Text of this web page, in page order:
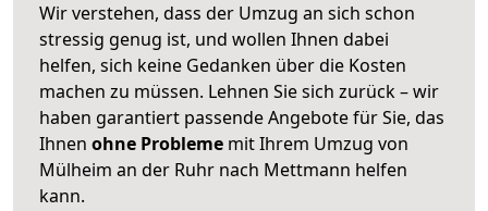
Wir verstehen, dass der Umzug an sich schon
stressig genug ist, und wollen Ihnen dabei
helfen, sich keine Gedanken über die Kosten
machen zu müssen. Lehnen Sie sich zurück – wir
haben garantiert passende Angebote für Sie, das
Ihnen ohne Probleme mit Ihrem Umzug von
Mülheim an der Ruhr nach Mettmann helfen
kann.